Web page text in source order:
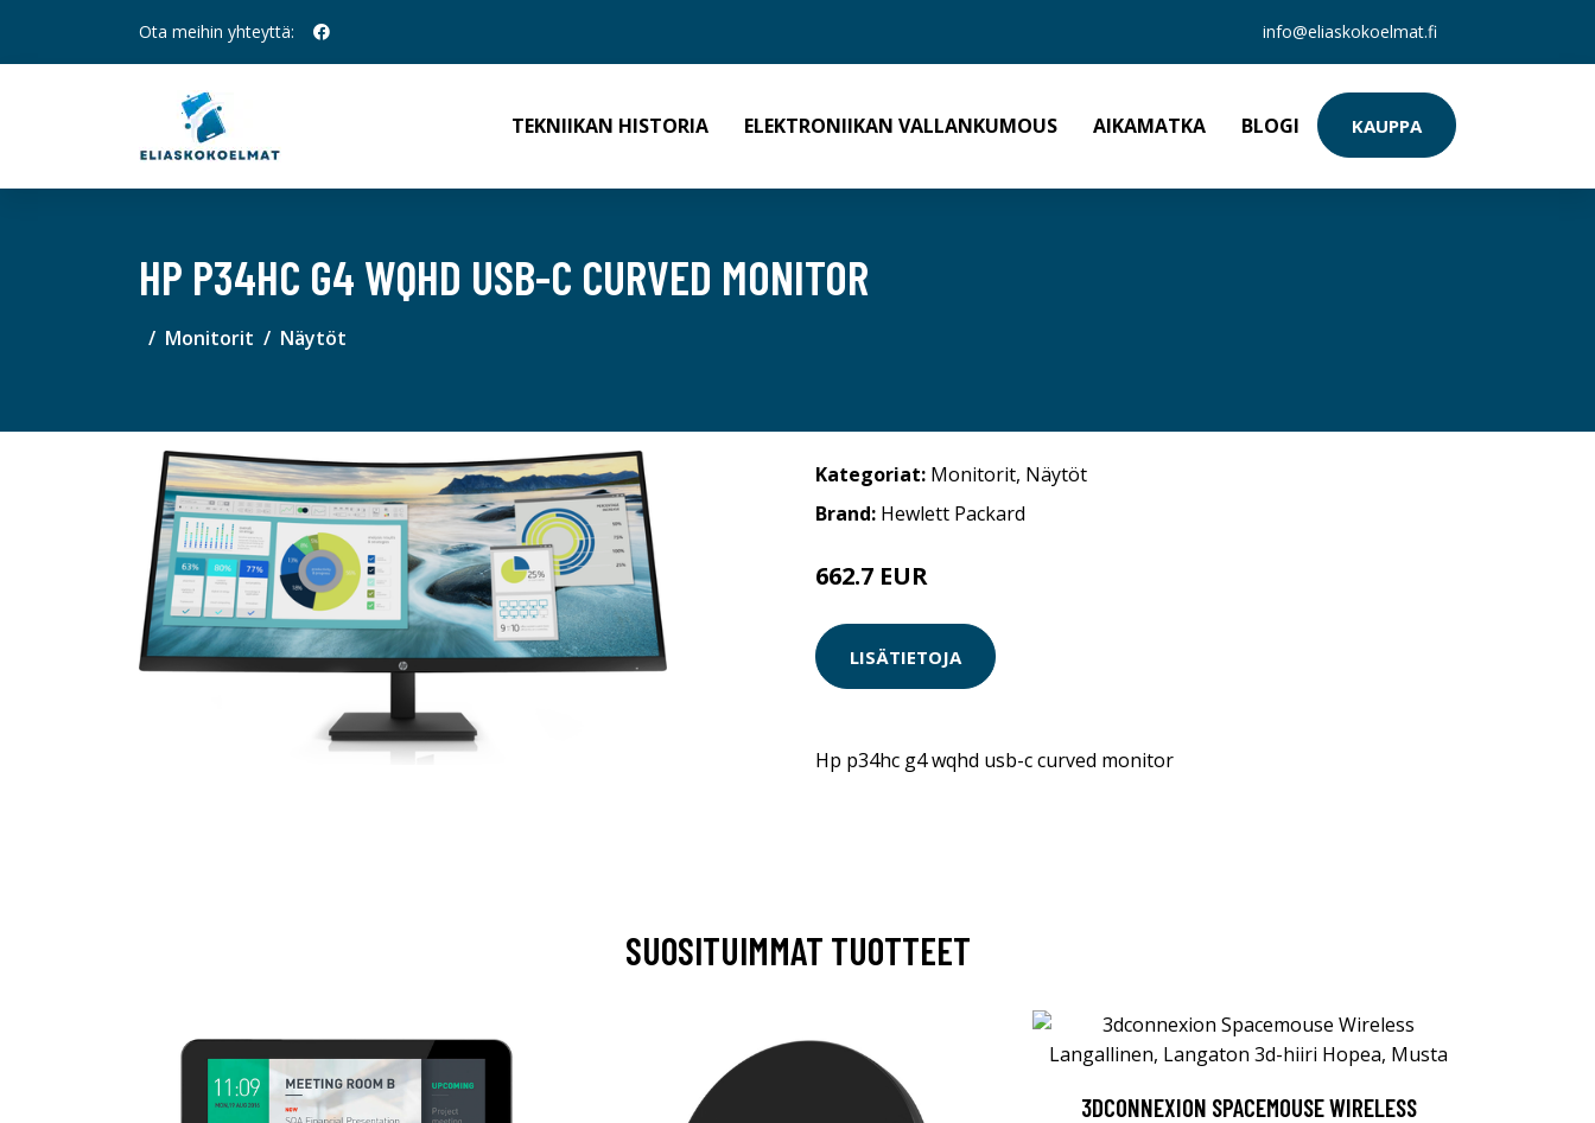
Ota meihin yhteyttä: info@eliaskokoelmat.fi
TEKNIIKAN HISTORIA ELEKTRONIIKAN VALLANKUMOUS AIKAMATKA BLOGI KAUPPA
HP P34HC G4 WQHD USB-C CURVED MONITOR
Monitorit Näytöt
Kategoriat: Monitorit, Näytöt
Brand: Hewlett Packard
662.7 EUR
LISÄTIETOJA
Hp p34hc g4 wqhd usb-c curved monitor
SUOSITUIMMAT TUOTTEET
3DCONNEXION SPACEMOUSE WIRELESS